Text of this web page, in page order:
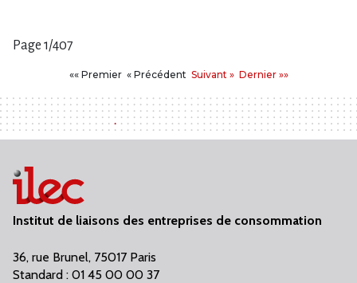
Page 1/407
«« PremierPremier
« PrécédentPrécédent
Suivant
Suivant » Dernier
Dernier »»
Institut de liaisons des entreprises de consommation
36, rue Brunel, 75017 Paris
Standard : 01 45 00 00 37